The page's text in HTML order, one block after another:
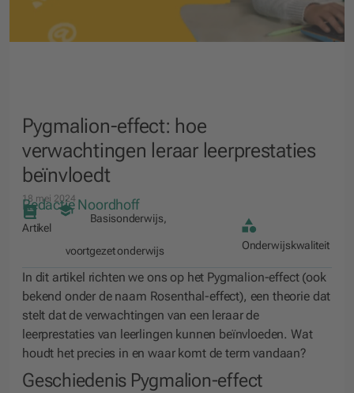
Pygmalion-effect: hoe
verwachtingen leraar leerprestaties
beïnvloedt
18 mei 2024
Redactie Noordhoff
Artikel
Basisonderwijs,
voortgezet onderwijs Onderwijskwaliteit
In dit artikel richten we ons op het Pygmalion-effect (ook
bekend onder de naam Rosenthal-effect), een theorie dat
stelt dat de verwachtingen van een leraar de
leerprestaties van leerlingen kunnen beïnvloeden. Wat
houdt het precies in en waar komt de term vandaan?
Geschiedenis Pygmalion-effect